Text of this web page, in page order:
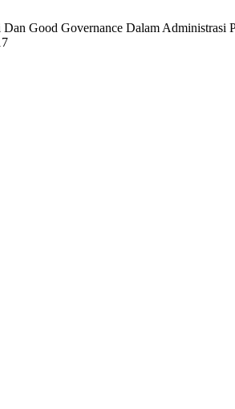
Good Governance Dalam Administrasi